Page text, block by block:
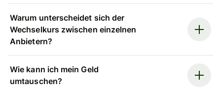
Warum unterscheidet sich der
Wechselkurs zwischen einzelnen
Anbietern?
Wie kann ich mein Geld
umtauschen?